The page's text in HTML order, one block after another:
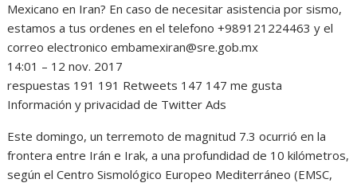
Mexicano en Iran? En caso de necesitar asistencia por sismo,
estamos a tus ordenes en el telefono +989121224463 y el
correo electronico embamexiran@sre.gob.mx
14:01 – 12 nov. 2017
respuestas 191 191 Retweets 147 147 me gusta
Información y privacidad de Twitter Ads
Este domingo, un terremoto de magnitud 7.3 ocurrió en la
frontera entre Irán e Irak, a una profundidad de 10 kilómetros,
según el Centro Sismológico Europeo Mediterráneo (EMSC,